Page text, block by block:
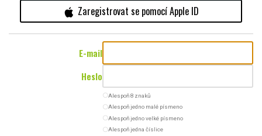
Zaregistrovat se pomocí Apple ID
E-mail
Heslo
radio_button_uncheckedAlespoň 8 znaků
radio_button_uncheckedAlespoň jedno malé písmeno
radio_button_uncheckedAlespoň jedno velké písmeno
radio_button_uncheckedAlespoň jedna číslice